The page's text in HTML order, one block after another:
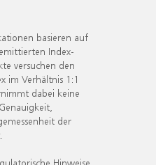
basieren auf
Index-
versuchen den
im Verhältnis 1:1
dabei keine
der